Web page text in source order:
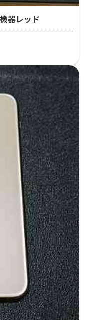
器レッド